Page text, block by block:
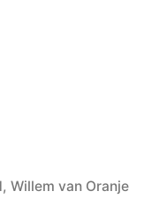
,Willem van Oranje